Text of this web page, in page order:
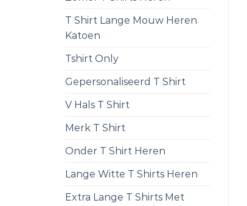
T Shirt Lange Mouw Heren
Katoen
Tshirt Only
Gepersonaliseerd T Shirt
V Hals T Shirt
Merk T Shirt
Onder T Shirt Heren
Lange Witte T Shirts Heren
Extra Lange T Shirts Met